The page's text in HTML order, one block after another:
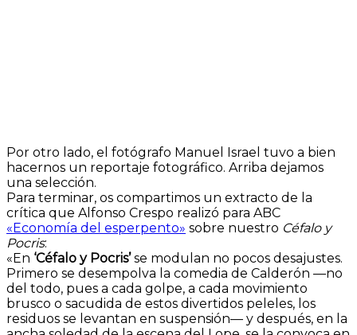
Por otro lado, el fotógrafo Manuel Israel tuvo a bien
hacernos un reportaje fotográfico. Arriba dejamos
una selección.
Para terminar, os compartimos un extracto de la
crítica que Alfonso Crespo realizó para ABC
«Economía del esperpento» sobre nuestro Céfalo y
Pocris:
«En ‘Céfalo y Pocris’se modulan no pocos desajustes.
Primero se desempolva la comedia de Calderón —no
del todo, pues a cada golpe, a cada movimiento
brusco o sacudida de estos divertidos peleles, los
residuos se levantan en suspensión— y después, en la